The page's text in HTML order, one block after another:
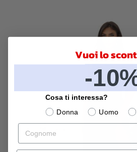
Vuoi lo
-
Cosa ti interessa?
Donna
Uomo
Cognome